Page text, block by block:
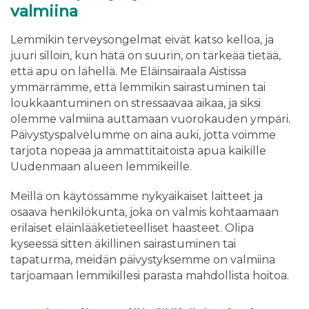
valmiina
Lemmikin terveysongelmat eivät katso kelloa, ja
juuri silloin, kun hätä on suurin, on tärkeää tietää,
että apu on lähellä. Me Eläinsairaala Aistissa
ymmärrämme, että lemmikin sairastuminen tai
loukkaantuminen on stressaavaa aikaa, ja siksi
olemme valmiina auttamaan vuorokauden ympäri.
Päivystyspalvelumme on aina auki, jotta voimme
tarjota nopeaa ja ammattitaitoista apua kaikille
Uudenmaan alueen lemmikeille.
Meillä on käytössämme nykyaikaiset laitteet ja
osaava henkilökunta, joka on valmis kohtaamaan
erilaiset eläinlääketieteelliset haasteet. Olipa
kyseessä sitten äkillinen sairastuminen tai
tapaturma, meidän päivystyksemme on valmiina
tarjoamaan lemmikillesi parasta mahdollista hoitoa.